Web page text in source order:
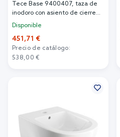
Tece Base 9400407, taza de
inodoro con asiento de cierre
suave Omnires Ottawa
Disponible
451,71 €
Precio de catálogo:
538,00 €